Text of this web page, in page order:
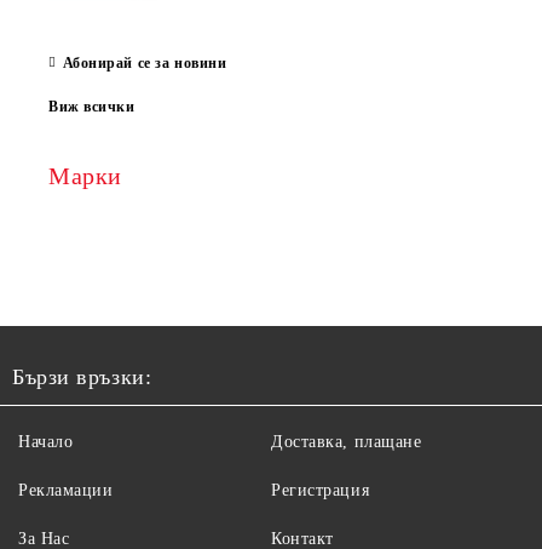
Абонирай се за новини
Виж всички
Марки
Бързи връзки:
Начало
Рекламации
За Нас
Доставка, плащане
Регистрация
Контакт